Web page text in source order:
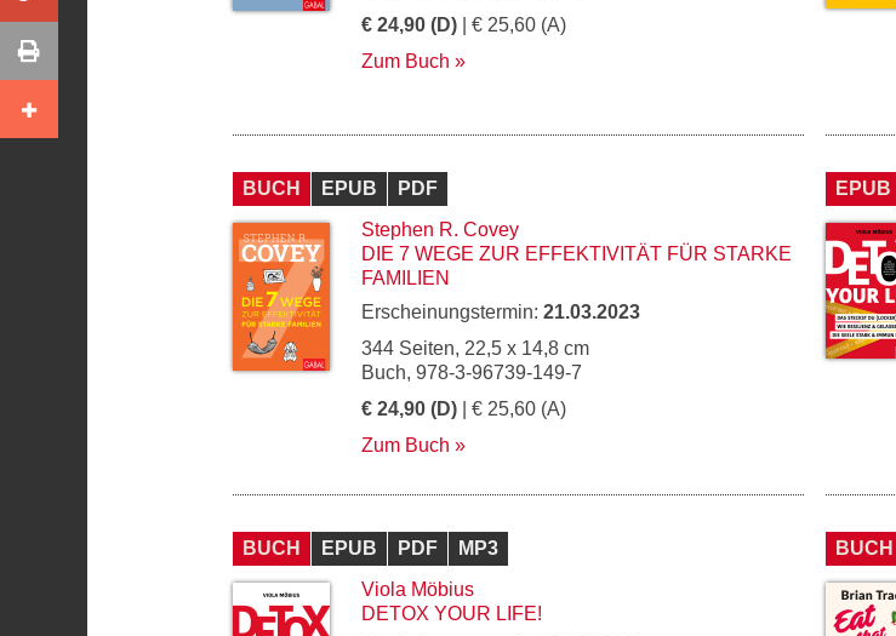
€ 24,90 (D) | € 25,60 (A)
Zum Buch
BUCH EPUB
PDF
Stephen R. Covey
DIE 7 WEGE ZUR EFFEKTIVITÄT FÜR STARKE
FAMILIEN
Erscheinungstermin: 21.03.2023
344 Seiten, 22,5 x 14,8 cm
Buch, 978-3-96739-149-7
€ 24,90 (D) | € 25,60 (A)
Zum Buch
EPUB
BUCH EPUB PDF
MP3
Viola Möbius
DETOX YOUR LIFE!
BUCH